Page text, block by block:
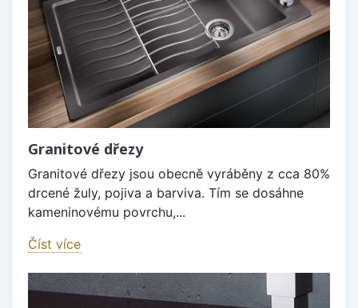
Granitové dřezy
Granitové dřezy jsou obecně vyráběny z cca 80%
drcené žuly, pojiva a barviva. Tím se dosáhne
kameninovému povrchu,...
Číst více